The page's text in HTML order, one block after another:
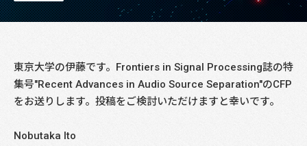
東京大学の伊藤です。Frontiers in Signal Processing誌の特
集号"Recent Advances in Audio Source Separation"のCFP
をお送りします。投稿をご検討いただけますと幸いです。
Nobutaka Ito